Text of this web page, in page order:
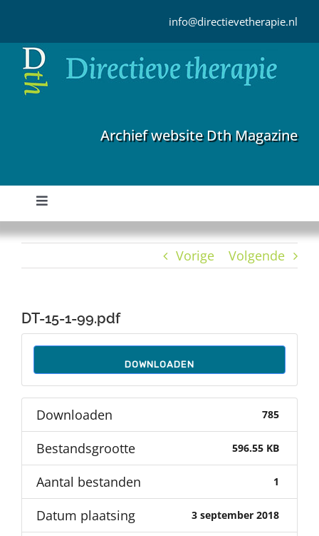
inhoud
info@directievetherapie.nl
Archief website Dth Magazine
Toggle
Navigation
Home
Auteurs
Over Dth
Contact
Vorige Volgende
DT-15-1-99.pdf
DOWNLOADEN
Downloaden 785
Bestandsgrootte 596.55 KB
Aantal bestanden 1
Datum plaatsing 3 september 2018